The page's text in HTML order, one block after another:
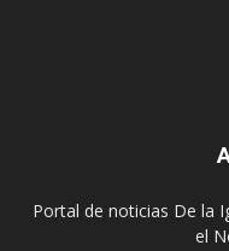
Portal de noticias De la
el